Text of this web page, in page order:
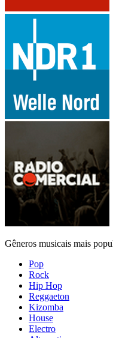
Gêneros musicais mais
Pop
Rock
Hip Hop
Reggaeton
Kizomba
House
Electro